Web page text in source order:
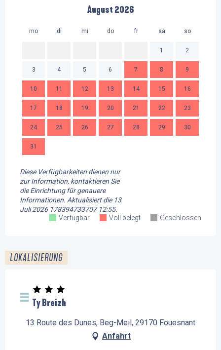
August 2026
mo di mi do fr sa so
1 2
3 4 5 6 7 8 9
10 11 12 13 14 15 16
17 18 19 20 21 22 23
24 25 26 27 28 29 30
31
Diese Verfügbarkeiten dienen nur
zur Information, kontaktieren Sie
die Einrichtung für genauere
Informationen. Aktualisiert die13
Juli 2026 178394733707 12:55.
Verfügbar
Voll belegt Geschlossen
LOKALISIERUNG
Ty Breizh
13 Route des Dunes, Beg-Meil, 29170 Fouesnant
Anfahrt